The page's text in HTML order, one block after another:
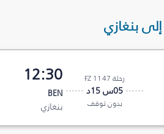
بنغازي
رحلة FZ 1147
05س 15د
بدون توقف
12:30
BEN
بنغازي